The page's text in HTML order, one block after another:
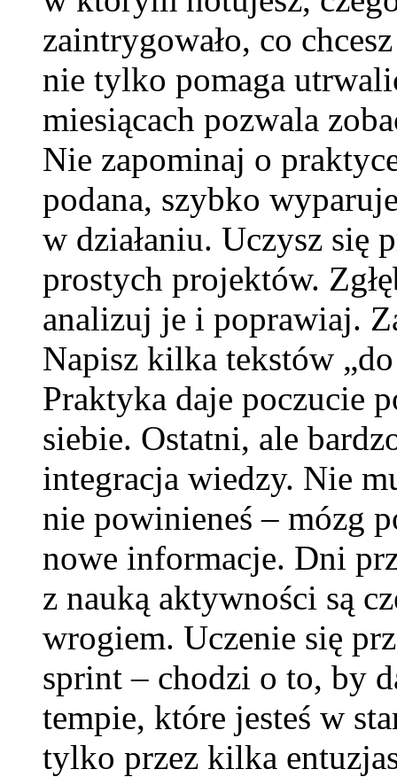
zaintrygowało, co
nie tylko pomaga
miesiącach pozwala
Nie zapominaj o
podana, szybko
w działaniu. Uczysz się
prostych projektów.
analizuj je i poprawiaj.
Napisz kilka tekstów
Praktyka daje poczucie
siebie. Ostatni, ale
integracja wiedzy. Nie
nie powinieneś – mózg
nowe informacje. Dni
z nauką aktywności są
wrogiem. Uczenie się
sprint – chodzi o to, by
tempie, które jesteś w
tylko przez kilka